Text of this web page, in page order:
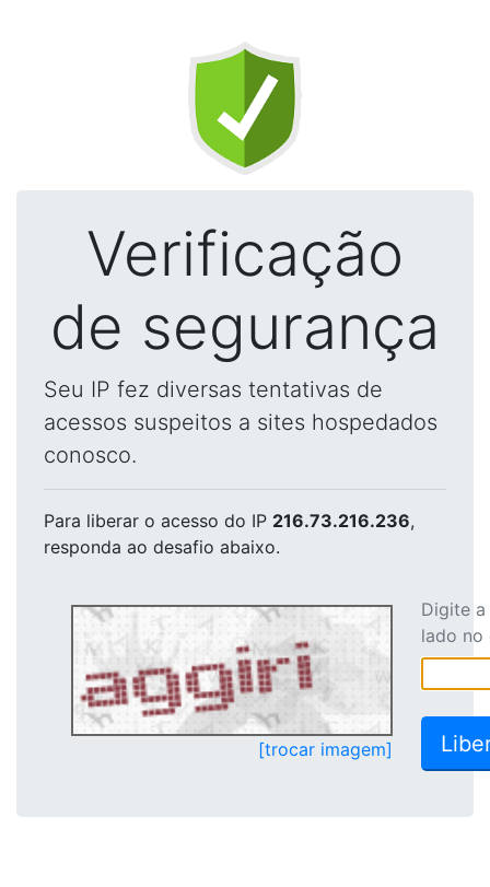
Verificação
de segurança
Seu IP fez diversas tentativas de
acessos suspeitos a sites hospedados
conosco.
Para liberar o acesso do IP 216.73.216.236,
responda ao desafio abaixo.
[trocar imagem]
Digite
lado no